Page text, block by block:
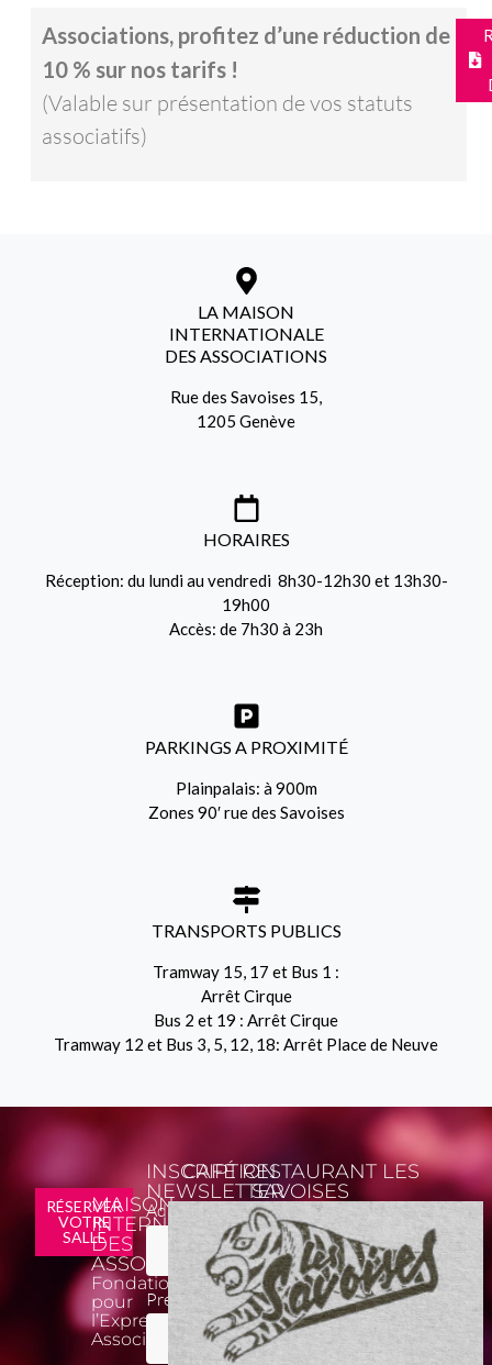
Associations, profitez d’une réduction de
10 % sur nos tarifs !
(Valable sur présentation de vos statuts
associatifs)
LA MAISON
INTERNATIONALE
DES ASSOCIATIONS
Rue des Savoises 15,
1205 Genève
HORAIRES
Réception: du lundi au vendredi 8h30-12h30 et 13h30-
19h00
Accès: de 7h30 à 23h
PARKINGS A PROXIMITÉ
Plainpalais: à 900m
Zones 90′ rue des Savoises
TRANSPORTS PUBLICS
Tramway 15, 17 et Bus 1 :
Arrêt Cirque
Bus 2 et 19 : Arrêt Cirque
Tramway 12 et Bus 3, 5, 12, 18: Arrêt Place de Neuve
RÉSERVER
VOTRE
SALLE
MAISON
INTERNATIONALE
DES
ASSOCIATIONS
Fondation
pour
l’Expression
Associative
INSCRIPTION
NEWSLETTER
Adresse email*
Prénom
CAFÉ RESTAURANT LES
SAVOISES